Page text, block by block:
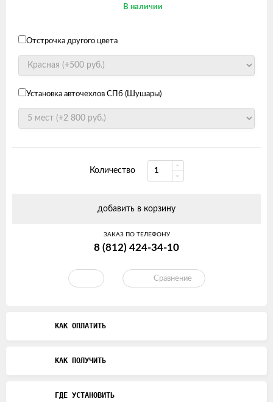
В наличии
Отстрочка другого цвета
Установка авточехлов СПб (Шушары)
Количество
добавить в корзину
ЗАКАЗ ПО ТЕЛЕФОНУ
8 (812) 424-34-10
Сравнение
КАК ОПЛАТИТЬ
КАК ПОЛУЧИТЬ
ГДЕ УСТАНОВИТЬ